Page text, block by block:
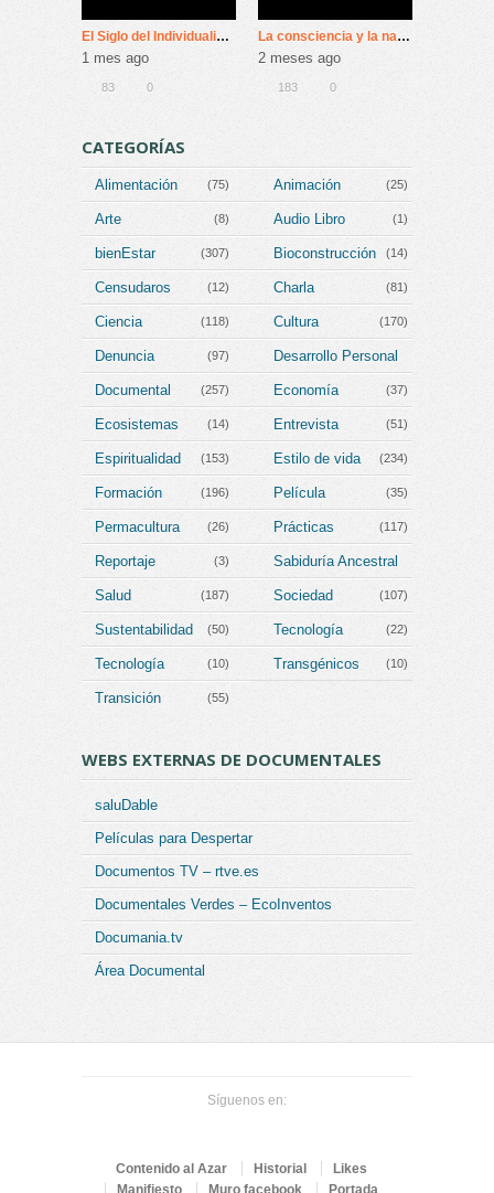
El Siglo del Individualismo: 1º Máquinas De Felicidad
1 mes ago
83 0
La consciencia y la naturaleza de la realidad | Dra. Jude Currivan Universidad de Oxford y Sadhguru
2 meses ago
183 0
CATEGORÍAS
Alimentación (75) Animación (25)
Arte (8) Audio Libro (1)
bienEstar (307) Bioconstrucción (14)
Censudaros (12) Charla (81)
Ciencia (118) Cultura (170)
Denuncia (97) Desarrollo Personal
(202)
Documental (257) Economía (37)
Ecosistemas (14) Entrevista (51)
Espiritualidad (153) Estilo de vida (234)
Formación (196) Película (35)
Permacultura (26) Prácticas (117)
Reportaje (3) Sabiduría Ancestral
(111)
Salud (187) Sociedad (107)
Sustentabilidad (50) Tecnología (22)
Tecnología (10) Transgénicos (10)
Transición (55)
WEBS EXTERNAS DE DOCUMENTALES
saluDable
Películas para Despertar
Documentos TV – rtve.es
Documentales Verdes – EcoInventos
Documania.tv
Área Documental
Síguenos en:
Contenido al Azar Historial
Likes
Manifiesto
Muro facebook Portada